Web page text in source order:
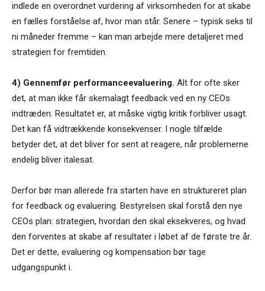
indlede en overordnet vurdering af virksomheden for at skabe
en fælles forståelse af, hvor man står. Senere – typisk seks til
ni måneder fremme – kan man arbejde mere detaljeret med
strategien for fremtiden.
4) Gennemfør performanceevaluering. Alt for ofte sker
det, at man ikke får skemalagt feedback ved en ny CEOs
indtræden. Resultatet er, at måske vigtig kritik forbliver usagt.
Det kan få vidtrækkende konsekvenser. I nogle tilfælde
betyder det, at det bliver for sent at reagere, når problemerne
endelig bliver italesat.
Derfor bør man allerede fra starten have en struktureret plan
for feedback og evaluering. Bestyrelsen skal forstå den nye
CEOs plan: strategien, hvordan den skal eksekveres, og hvad
den forventes at skabe af resultater i løbet af de første tre år.
Det er dette, evaluering og kompensation bør tage
udgangspunkt i.